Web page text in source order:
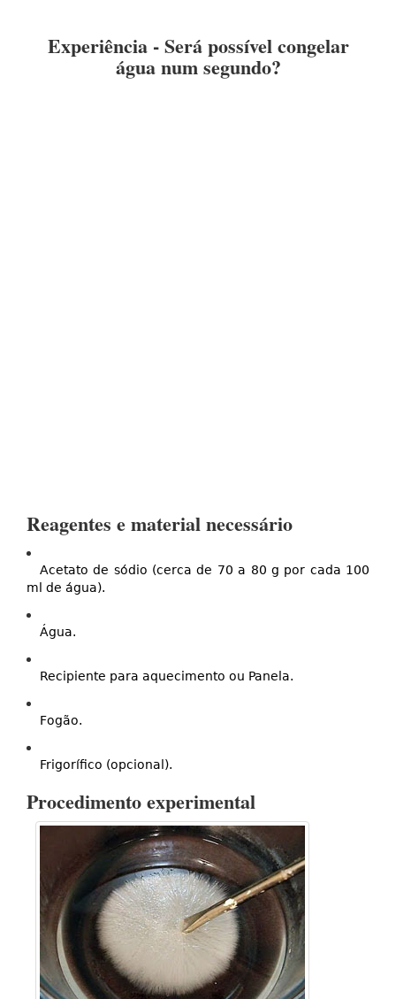
Experiência - Será possível congelar
água num segundo?
Reagentes e material necessário
Acetato de sódio (cerca de 70 a 80 g por cada 100
ml de água).
Água.
Recipiente para aquecimento ou Panela.
Fogão.
Frigorífico (opcional).
Procedimento experimental